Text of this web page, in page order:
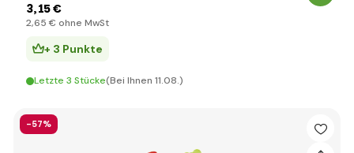
3,15 €
2,65 € ohne MwSt
+ 3 Punkte
Letzte 3 Stücke(Bei Ihnen 11.08.)
-57%